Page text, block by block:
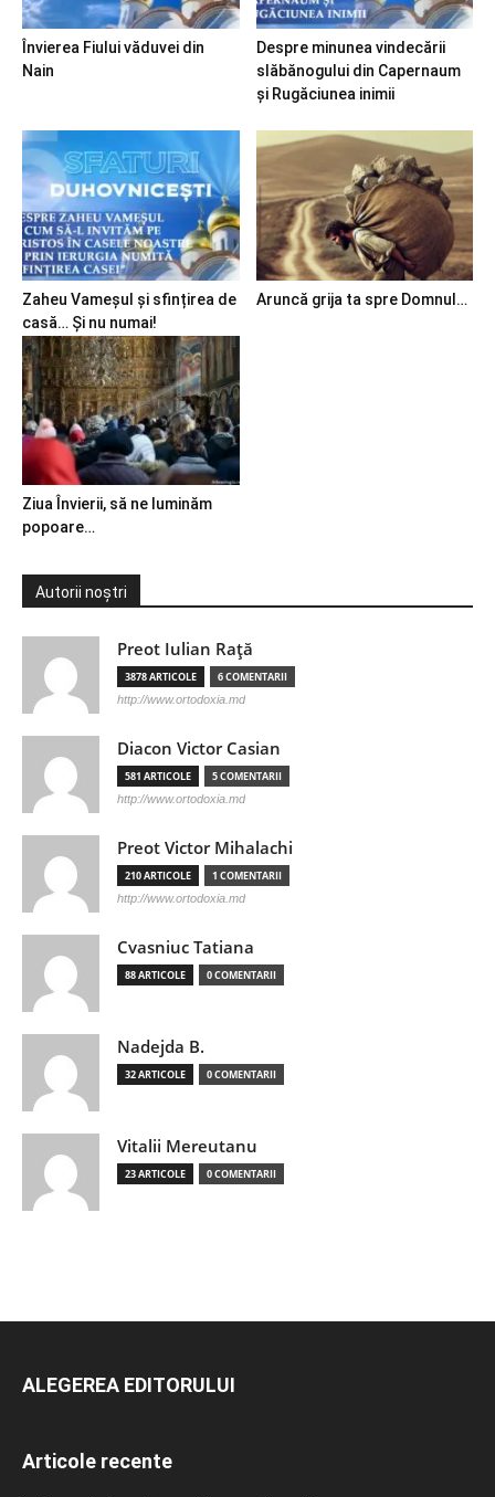
Învierea Fiului văduvei din
Nain
Despre minunea vindecării
slăbănogului din Capernaum
și Rugăciunea inimii
Zaheu Vameșul și sfințirea de
casă… Și nu numai!
Aruncă grija ta spre Domnul…
Ziua Învierii, să ne luminăm
popoare…
Autorii noștri
Preot Iulian Raţă
3878 ARTICOLE 6 COMENTARII
http://www.ortodoxia.md
Diacon Victor Casian
581 ARTICOLE 5 COMENTARII
http://www.ortodoxia.md
Preot Victor Mihalachi
210 ARTICOLE 1 COMENTARII
http://www.ortodoxia.md
Cvasniuc Tatiana
88 ARTICOLE 0 COMENTARII
Nadejda B.
32 ARTICOLE 0 COMENTARII
Vitalii Mereutanu
23 ARTICOLE 0 COMENTARII
ALEGEREA EDITORULUI
Articole recente